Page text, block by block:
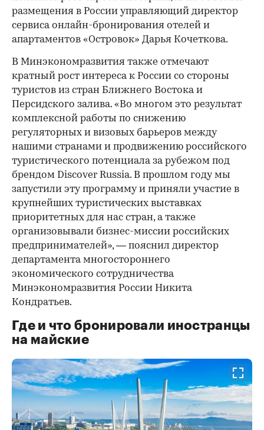
размещения в России управляющий директор
сервиса онлайн-бронирования отелей и
апартаментов «Островок» Дарья Кочеткова.
В Минэкономразвития также отмечают
кратный рост интереса к России со стороны
туристов из стран Ближнего Востока и
Персидского залива. «Во многом это результат
комплексной работы по снижению
регуляторных и визовых барьеров между
нашими странами и продвижению российского
туристического потенциала за рубежом под
брендом Discover Russia. В прошлом году мы
запустили эту программу и приняли участие в
крупнейших туристических выставках
приоритетных для нас стран, а также
организовывали бизнес-миссии российских
предпринимателей», — пояснил директор
департамента многостороннего
экономического сотрудничества
Минэкономразвития России Никита
Кондратьев.
Где и что бронировали иностранцы
на майские